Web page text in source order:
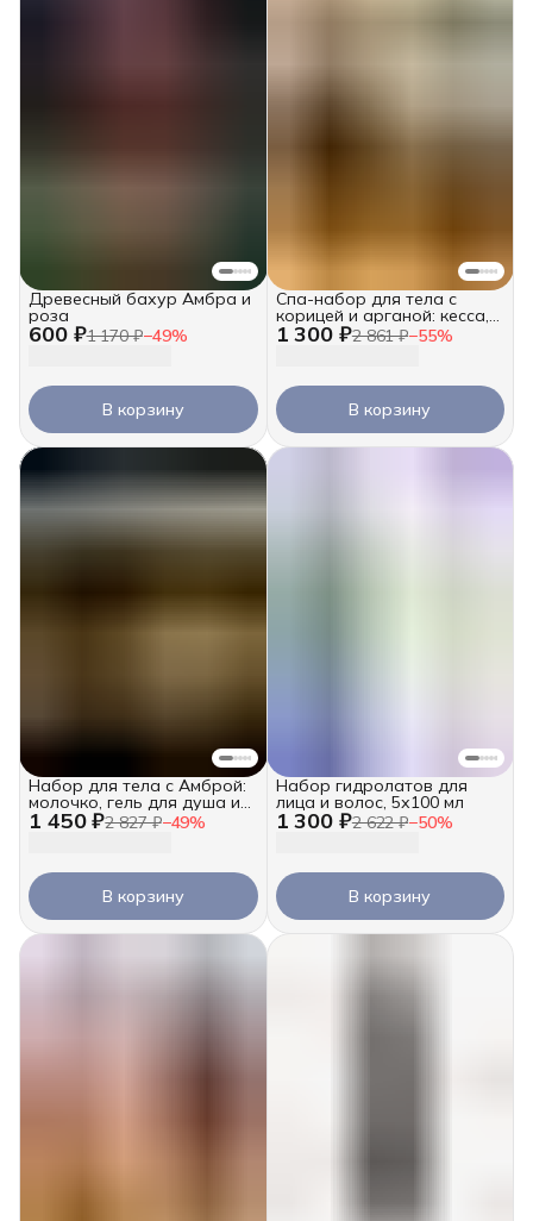
600 ₽1 170 ₽−49%
Древесный бахур Амбра и
роза
В корзину
1 300 ₽2 861 ₽−55%
Спа-набор для тела с
корицей и арганой: кесса,
скраб и крем-баттер 2х250
мл
В корзину
1 450 ₽2 827 ₽−49%
Набор для тела с Амброй:
молочко, гель для душа и
масло для массажа
В корзину
1 300 ₽2 622 ₽−50%
Набор гидролатов для
лица и волос, 5х100 мл
В корзину